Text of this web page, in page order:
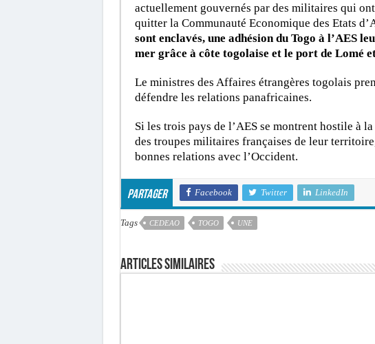
actuellement gouvernés par des militaires qui
quitter la Communauté Economique des Etats
sont enclavés, une adhésion du Togo à l’AES
mer grâce à côte togolaise et le port de Lomé
Le ministres des Affaires étrangères togolais
défendre les relations panafricaines.
Si les trois pays de l’AES se montrent hostile à
des troupes militaires françaises de leur
bonnes relations avec l’Occident.
Partager Facebook Twitter LinkedIn
Tags CEDEAO TOGO UNE
Articles similaires